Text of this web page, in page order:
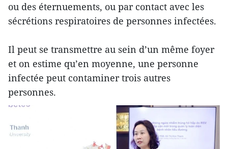
ou des éternuements, ou par contact avec les
sécrétions respiratoires de personnes infectées.
Il peut se transmettre au sein d’un même foyer
et on estime qu’en moyenne, une personne
infectée peut contaminer trois autres
personnes.